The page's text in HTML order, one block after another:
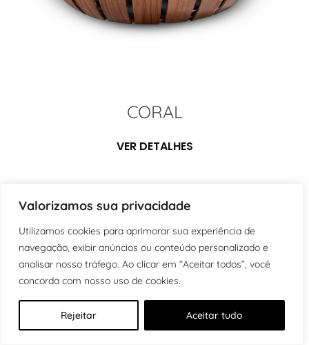
Valorizamos sua privacidade
Utilizamos cookies para aprimorar sua experiência de
navegação, exibir anúncios ou conteúdo personalizado e
analisar nosso tráfego. Ao clicar em “Aceitar todos”, você
concorda com nosso uso de cookies.
Rejeitar Aceitar tudo
CORAL
VER DETALHES